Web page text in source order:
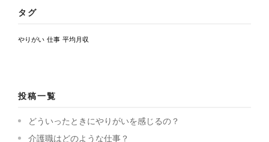
タグ
やりがい 仕事 平均月収
投稿一覧
どういったときにやりがいを感じるの？
介護職はどのような仕事？